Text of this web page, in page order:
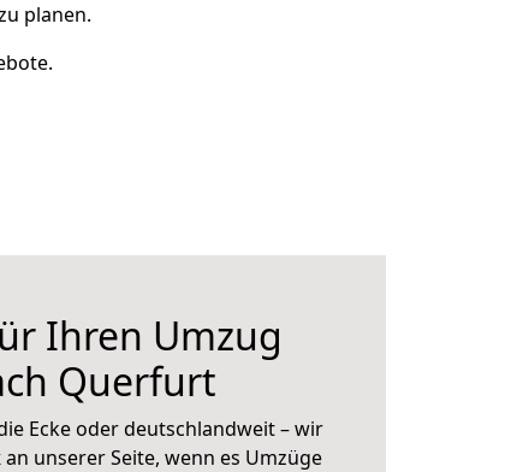
planen.
Ihren Umzug
Querfurt
Ecke oder deutschlandweit – wir
an unserer Seite, wenn es Umzüge